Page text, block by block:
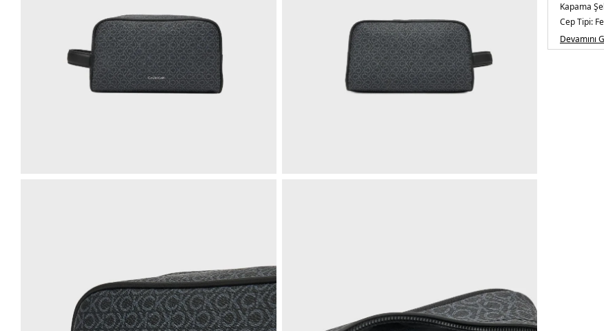
Kapama
Cep Tipi:
Askı Türü:
Menşei:
Devamını